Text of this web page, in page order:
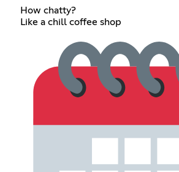
How chatty?
Like a chill coffee shop